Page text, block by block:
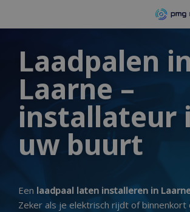
inhoud
Laadpalen in
Laarne –
installateur
uw buurt
Een laadpaal laten installeren in
Zeker als je elektrisch rijdt of